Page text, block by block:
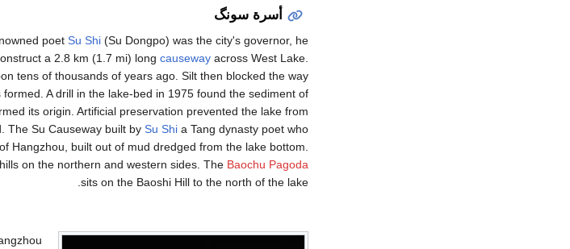
أسرة سونگ
poet Su Shi (Su Dongpo) was the city's governor, he
a 2.8 km (1.7 mi) long causeway across West Lake.
tens of thousands of years ago. Silt then blocked the way
A drill in the lake-bed in 1975 found the sediment of
its origin. Artificial preservation prevented the lake from
The Su Causeway built by Su Shi a Tang dynasty poet who
Hangzhou, built out of mud dredged from the lake bottom.
on the northern and western sides. The Baochu Pagoda
sits on the Baoshi Hill to the north of the lake.